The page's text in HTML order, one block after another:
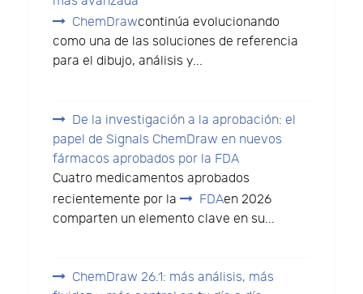
ChemDrawcontinúa evolucionando
como una de las soluciones de referencia
para el dibujo, análisis y...
De la investigación a la aprobación: el
papel de Signals ChemDraw en nuevos
fármacos aprobados por la FDA
Cuatro medicamentos aprobados
recientemente por la
FDAen 2026
comparten un elemento clave en su...
ChemDraw 26.1: más análisis, más